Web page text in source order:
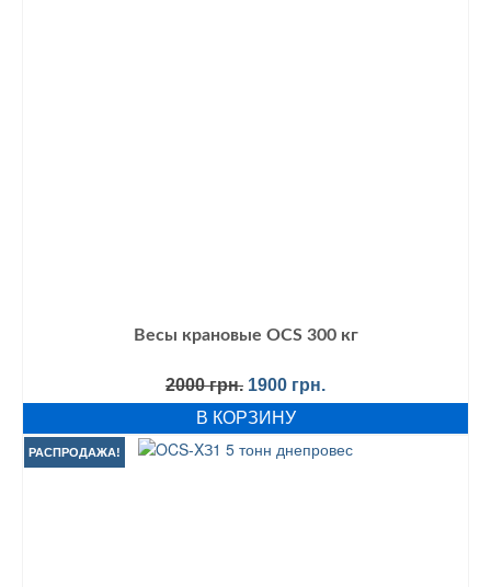
Весы крановые OCS 300 кг
2000грн. Первоначальная
цена
составляла
2000 грн..
1900 грн.
цена:
В КОРЗИНУ
РАСПРОДАЖА!